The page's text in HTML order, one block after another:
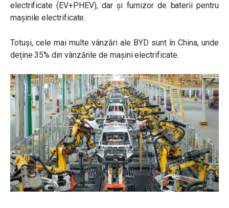
electrificate (EV+PHEV), dar și furnizor de baterii pentru
mașinile electrificate.
Totuși, cele mai multe vânzări ale BYD sunt în China, unde
deține 35% din vânzările de mașini electrificate.